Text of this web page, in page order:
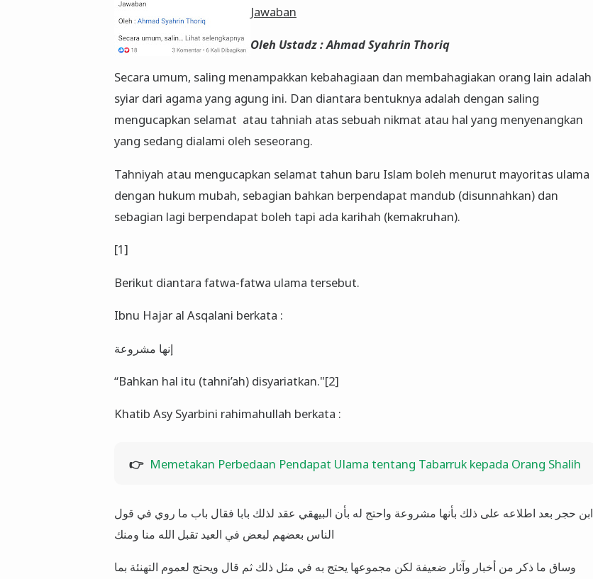
Jawaban
Oleh Ustadz : Ahmad Syahrin Thoriq
Secara umum, saling menampakkan kebahagiaan dan membahagiakan orang lain adalah
syiar dari agama yang agung ini. Dan diantara bentuknya adalah dengan saling
mengucapkan selamat atau tahniah atas sebuah nikmat atau hal yang menyenangkan
yang sedang dialami oleh seseorang.
Tahniyah atau mengucapkan selamat tahun baru Islam boleh menurut mayoritas ulama
dengan hukum mubah, sebagian bahkan berpendapat mandub (disunnahkan) dan
sebagian lagi berpendapat boleh tapi ada karihah (kemakruhan).
[1]
Berikut diantara fatwa-fatwa ulama tersebut.
Ibnu Hajar al Asqalani berkata :
إنها مشروعة
“Bahkan hal itu (tahni’ah) disyariatkan."[2]
Khatib Asy Syarbini rahimahullah berkata :
👉 Memetakan Perbedaan Pendapat Ulama tentang Tabarruk kepada Orang Shalih
ابن حجر بعد اطلاعه على ذلك بأنها مشروعة واحتج له بأن البيهقي عقد لذلك بابا فقال باب ما روي في قول
الناس بعضهم لبعض في العيد تقبل الله منا ومنك
وساق ما ذكر من أخبار وآثار ضعيفة لكن مجموعها يحتج به في مثل ذلك ثم قال ويحتج لعموم التهنئة بما